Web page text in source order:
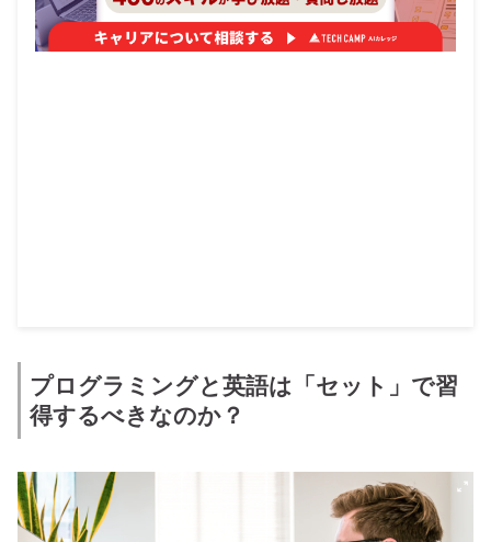
プログラミングと英語は「セット」で習
得するべきなのか？